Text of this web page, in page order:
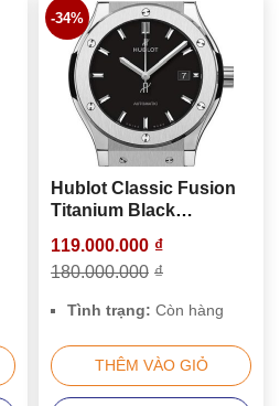
Hublot Classic Fusion
Titanium Black
119.000.000 ₫
180.000.000 ₫
Tình trạng: Còn hàng
THÊM VÀO GIỎ
-34%